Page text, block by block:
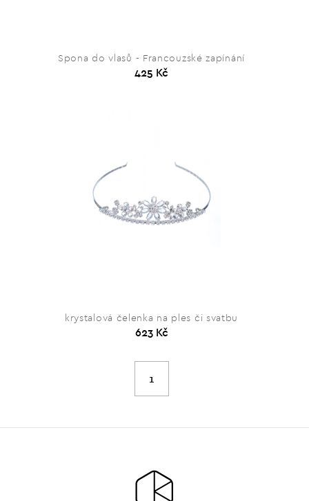
Spona do vlasů - Francouzské zapínání
425 Kč
krystalová čelenka na ples či svatbu
623 Kč
1